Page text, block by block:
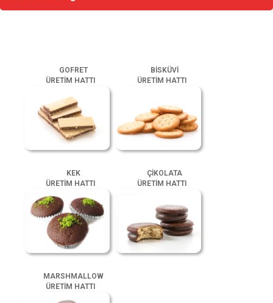
GOFRET
ÜRETİM HATTI
BİSKÜVİ
ÜRETİM HATTI
KEK
ÜRETİM HATTI
ÇİKOLATA
ÜRETİM HATTI
MARSHMALLOW
ÜRETİM HATTI